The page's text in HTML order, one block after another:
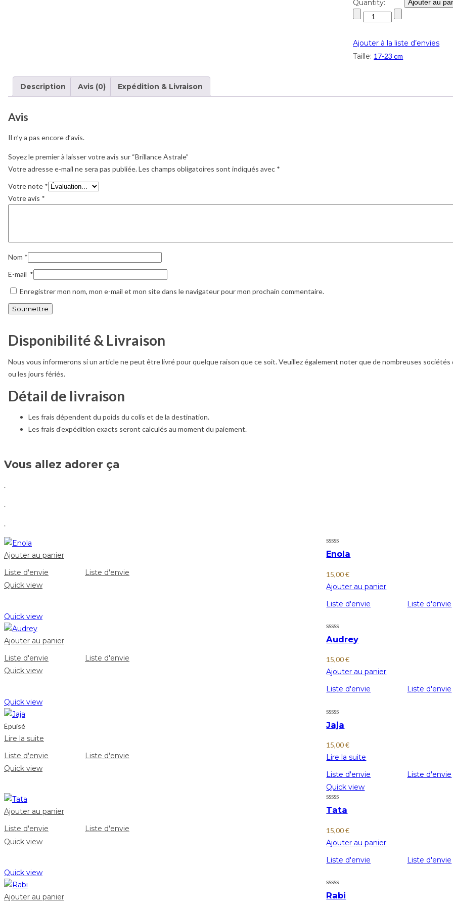
Quantity: Ajouter au
Ajouter à la liste d’envies
Taille: 17-23 cm
Description Avis (0) Expédition & Livraison
Avis
Il n’y a pas encore d’avis.
Soyez le premier à laisser votre avis sur “Brillance Astrale”
Votre adresse e-mail ne sera pas publiée.Les champs obligatoires sont indiqués avec *
Votre note *
Votre avis *
Nom *
E-mail *
Enregistrer mon nom, mon e-mail et mon site dans le navigateur pour mon prochain commentaire.
Disponibilité & Livraison
Nous vous informerons si un article ne peut être livré pour quelque raison que ce soit. Veuillez également noter que de nombreuses
ou les jours fériés.
Détail de livraison
Les frais dépendent du poids du colis et de la destination.
Les frais d'expédition exacts seront calculés au moment du paiement.
Vous allez adorer ça
.
.
.
Ajouter au panier
Liste d'envie
Liste d'envie
Quick view
Enola
15,00€
Ajouter au panier
Liste d'envie
Liste d'envie
Quick view
Ajouter au panier
Liste d'envie
Liste d'envie
Quick view
Audrey
15,00€
Ajouter au panier
Liste d'envie
Liste d'envie
Quick view
Épuisé
Lire la suite
Liste d'envie
Liste d'envie
Quick view
Jaja
15,00€
Lire la suite
Liste d'envie
Liste d'envie
Quick view
Ajouter au panier
Liste d'envie
Liste d'envie
Quick view
Tata
15,00€
Ajouter au panier
Liste d'envie
Liste d'envie
Quick view
Ajouter au panier Rabi